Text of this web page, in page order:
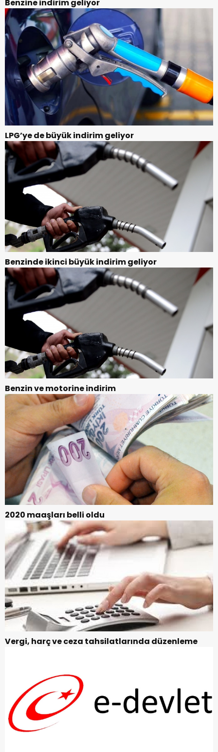
Benzine indirim geliyor
LPG’ye de büyük indirim geliyor
Benzinde ikinci büyük indirim geliyor
Benzin ve motorine indirim
2020 maaşları belli oldu
Vergi, harç ve ceza tahsilatlarında düzenleme